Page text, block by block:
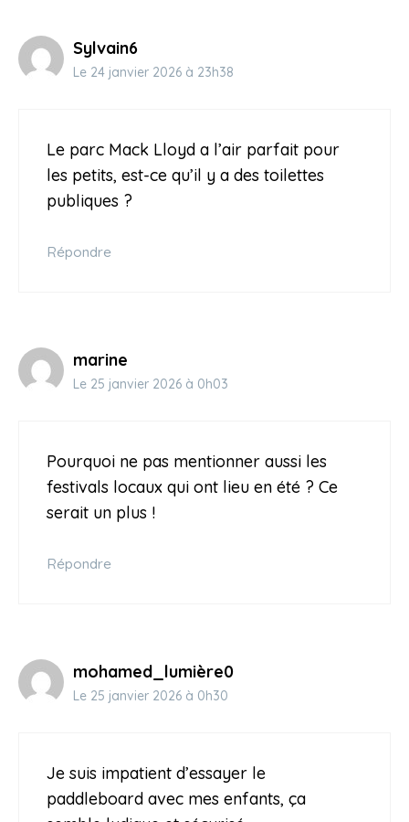
Sylvain6
Le 24 janvier 2026 à 23h38
Le parc Mack Lloyd a l’air parfait pour
les petits, est-ce qu’il y a des toilettes
publiques ?
Répondre
marine
Le 25 janvier 2026 à 0h03
Pourquoi ne pas mentionner aussi les
festivals locaux qui ont lieu en été ? Ce
serait un plus !
Répondre
mohamed_lumière0
Le 25 janvier 2026 à 0h30
Je suis impatient d’essayer le
paddleboard avec mes enfants, ça